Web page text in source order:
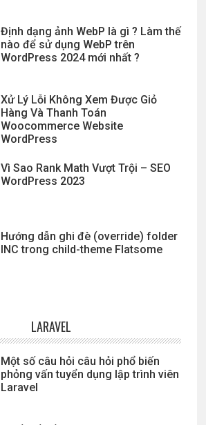
Định dạng ảnh WebP là gì ? Làm thế
nào để sử dụng WebP trên
WordPress 2024 mới nhất ?
Xử Lý Lỗi Không Xem Được Giỏ
Hàng Và Thanh Toán
Woocommerce Website
WordPress
Vì Sao Rank Math Vượt Trội – SEO
WordPress 2023
Hướng dẫn ghi đè (override) folder
INC trong child-theme Flatsome
LARAVEL
Một số câu hỏi câu hỏi phổ biến
phỏng vấn tuyển dụng lập trình viên
Laravel